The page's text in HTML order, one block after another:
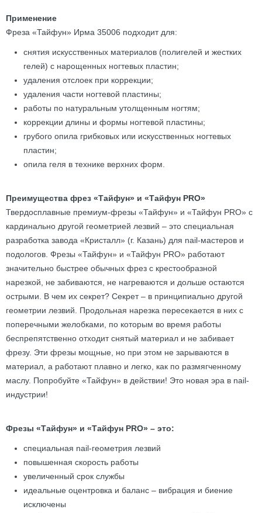
Применение
Фреза «Тайфун» Ирма 35006 подходит для:
снятия искусственных материалов (полигелей и жестких
гелей) с нарощенных ногтевых пластин;
удаления отслоек при коррекции;
удаления части ногтевой пластины;
работы по натуральным утолщенным ногтям;
коррекции длины и формы ногтевой пластины;
грубого опила грибковых или искусственных ногтевых
пластин;
опила геля в технике верхних форм.
Преимущества фрез «Тайфун» и «Тайфун PRO»
Твердосплавные премиум-фрезы «Тайфун» и «Тайфун PRO» с
кардинально другой геометрией лезвий – это специальная
разработка завода «Кристалл» (г. Казань) для nail-мастеров и
подологов. Фрезы «Тайфун» и «Тайфун PRO» работают
значительно быстрее обычных фрез с крестообразной
нарезкой, не забиваются, не нагреваются и дольше остаются
острыми. В чем их секрет? Секрет – в принципиально другой
геометрии лезвий. Продольная нарезка пересекается в них с
поперечными желобками, по которым во время работы
беспрепятственно отходит снятый материал и не забивает
фрезу. Эти фрезы мощные, но при этом не зарываются в
материал, а работают плавно и легко, как по размягченному
маслу. Попробуйте «Тайфун» в действии! Это новая эра в nail-
индустрии!
Фрезы «Тайфун» и «Тайфун PRO» – это:
специальная nail-геометрия лезвий
повышенная скорость работы
увеличенный срок службы
идеальные оцентровка и баланс – вибрация и биение
исключены